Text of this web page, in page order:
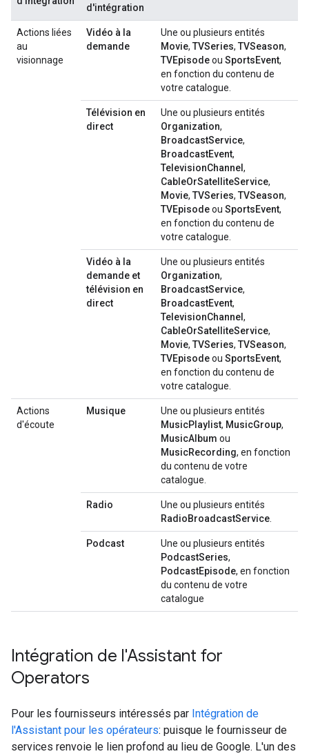
d'intégration
Actions liées
au
visionnage
Vidéo à la
demande
Une ou plusieurs entités
Movie, TVSeries, TVSeason,
TVEpisodeou SportsEvent,
en fonction du contenu de
votre catalogue.
Télévision en
direct
Une ou plusieurs entités
Organization,
BroadcastService,
BroadcastEvent,
TelevisionChannel ,
CableOrSatelliteService,
Movie, TVSeries, TVSeason,
TVEpisodeou SportsEvent,
en fonction du contenu de
votre catalogue.
Vidéo à la
demande et
télévision en
direct
Une ou plusieurs entités
Organization,
BroadcastService,
BroadcastEvent,
TelevisionChannel ,
CableOrSatelliteService,
Movie, TVSeries, TVSeason,
TVEpisodeou SportsEvent,
en fonction du contenu de
votre catalogue.
Actions
d'écoute
Musique
Une ou plusieurs entités
MusicPlaylist, MusicGroup,
MusicAlbum ou
MusicRecording, en fonction
du contenu de votre
catalogue.
Radio
Une ou plusieurs entités
RadioBroadcastService
Podcast
Une ou plusieurs entités
PodcastSeries,
PodcastEpisode, en fonction
du contenu de votre
catalogue
Intégration de l'Assistant for
Operators
Pour les fournisseurs intéressés par Intégration de
l'Assistant pour les opérateurs: puisque le fournisseur de
services renvoie le lien profond au lieu de Google. L'un des